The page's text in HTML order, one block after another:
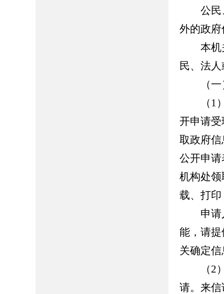
公民、
外的政
本机关
民、法
（一
（1）
开申请
取政府
公开申
机构处
载、打
申请人
能，请
关确定
（2）
请。来